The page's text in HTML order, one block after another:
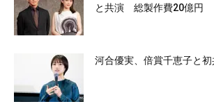
と共演 総製作費20億円
河合優実、倍賞千恵子と初